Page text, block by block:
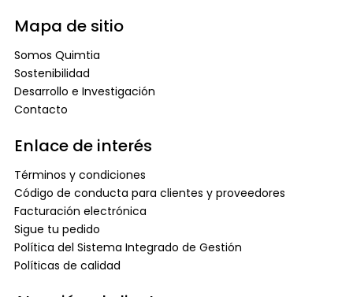
Mapa de sitio
Somos Quimtia
Sostenibilidad
Desarrollo e Investigación
Contacto
Enlace de interés
Términos y condiciones
Código de conducta para clientes y proveedores
Facturación electrónica
Sigue tu pedido
Política del Sistema Integrado de Gestión
Políticas de calidad